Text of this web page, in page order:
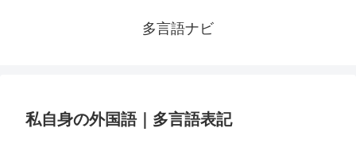
多言語ナビ
私自身の外国語｜多言語表記